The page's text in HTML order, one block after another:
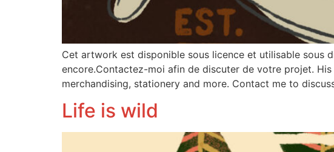
Cet artwork est disponible sous licence et utilisable sous
encore.Contactez-moi afin de discuter de votre projet.
merchandising, stationery and more. Contact me to
Life is wild